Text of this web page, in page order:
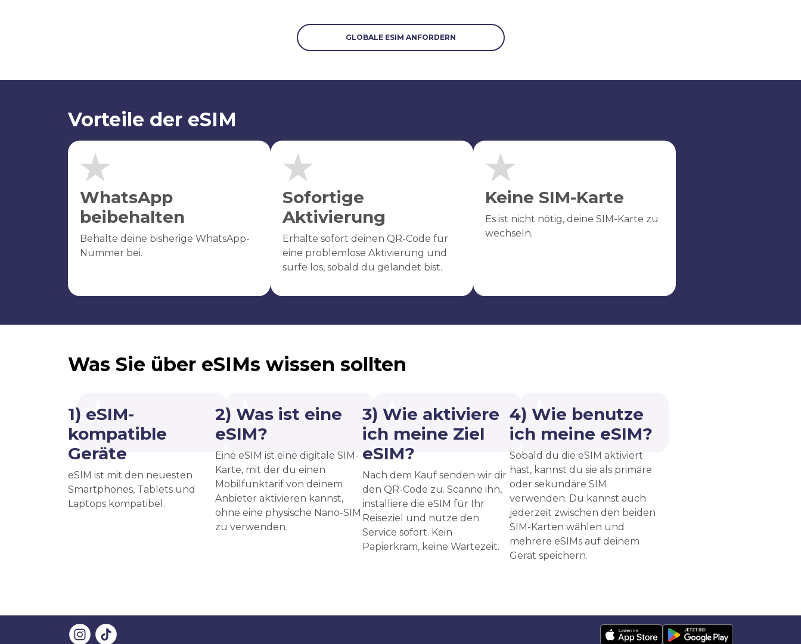
GLOBALE ESIM ANFORDERN
Vorteile der eSIM
WhatsApp
beibehalten
Behalte deine bisherige WhatsApp-
Nummer bei.
Sofortige
Aktivierung
Erhalte sofort deinen QR-Code für
eine problemlose Aktivierung und
surfe los, sobald du gelandet bist.
Keine SIM-Karte
Es ist nicht nötig, deine SIM-Karte zu
wechseln.
Was Sie über eSIMs wissen sollten
1) eSIM-
kompatible
Geräte
eSIM ist mit den neuesten
Smartphones, Tablets und
Laptops kompatibel.
2) Was ist eine
eSIM?
Eine eSIM ist eine digitale SIM-
Karte, mit der du einen
Mobilfunktarif von deinem
Anbieter aktivieren kannst,
ohne eine physische Nano-SIM
zu verwenden.
3) Wie aktiviere
ich meine Ziel
eSIM?
Nach dem Kauf senden wir dir
den QR-Code zu. Scanne ihn,
installiere die eSIM für Ihr
Reiseziel und nutze den
Service sofort. Kein
Papierkram, keine Wartezeit.
4) Wie benutze
ich meine eSIM?
Sobald du die eSIM aktiviert
hast, kannst du sie als primäre
oder sekundäre SIM
verwenden. Du kannst auch
jederzeit zwischen den beiden
SIM-Karten wählen und
mehrere eSIMs auf deinem
Gerät speichern.